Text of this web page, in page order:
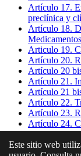
Artículo 17.
preclínica y
Artículo 18.
Articulo 19.
Artículo 20.
Artículo 20
Artículo 21.
Artículo 21
Artículo 22.
Artículo 23.
Artículo 24.
los
Artículo 25.
Este sitio web